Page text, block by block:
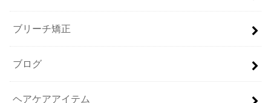
ブリーチ矯正
ブログ
ヘアケアアイテム